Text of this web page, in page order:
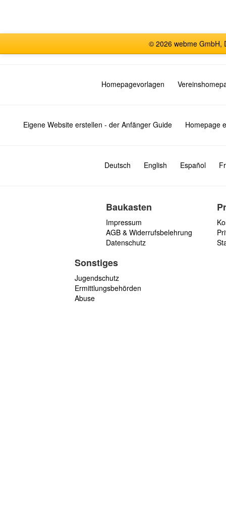
© 2026 webme GmbH,
Homepagevorlagen
Eigene Website erstellen - der Anfänger Guide Homepage
Deutsch English Español
Baukasten
Impressum
AGB & Widerrufsbelehrung
Datenschutz
Sonstiges
Jugendschutz
Ermittlungsbehörden
Abuse